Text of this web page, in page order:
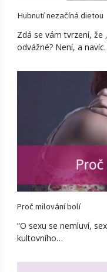
Hubnutí nezačíná dietou
Zdá se vám tvrzení, že
odvážné? Není, a
Proč milování bolí
“O sexu se nemluví,
kultovního…